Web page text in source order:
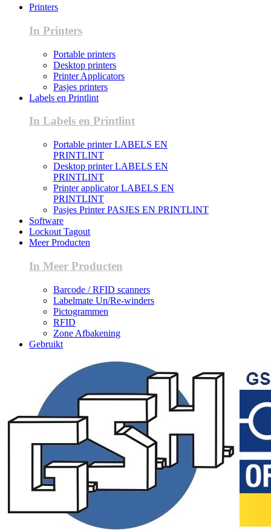
Printers
In Printers
Portable printers
Desktop printers
Printer Applicators
Pasjes printers
Labels en Printlint
In Labels en Printlint
Portable printer LABELS EN
PRINTLINT
Desktop printer LABELS EN
PRINTLINT
Printer applicator LABELS EN
PRINTLINT
Pasjes Printer PASJES EN PRINTLINT
Software
Lockout Tagout
Meer Producten
In Meer Producten
Barcode / RFID scanners
Labelmate Un/Re-winders
Pictogrammen
RFID
Zone Afbakening
Gebruikt